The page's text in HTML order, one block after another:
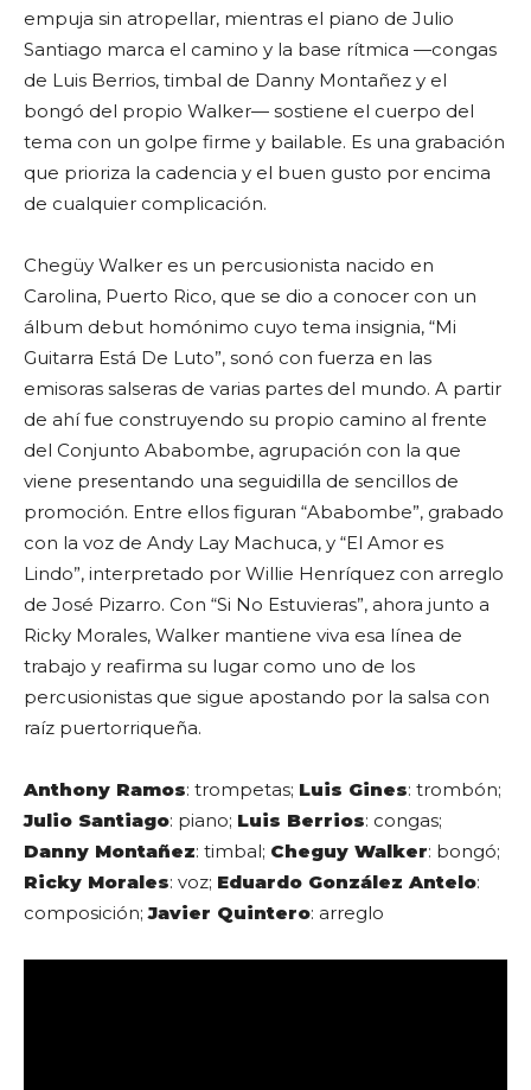
empuja sin atropellar, mientras el piano de Julio
Santiago marca el camino y la base rítmica —congas
de Luis Berrios, timbal de Danny Montañez y el
bongó del propio Walker— sostiene el cuerpo del
tema con un golpe firme y bailable. Es una grabación
que prioriza la cadencia y el buen gusto por encima
de cualquier complicación.
Chegüy Walker es un percusionista nacido en
Carolina, Puerto Rico, que se dio a conocer con un
álbum debut homónimo cuyo tema insignia, “Mi
Guitarra Está De Luto”, sonó con fuerza en las
emisoras salseras de varias partes del mundo. A partir
de ahí fue construyendo su propio camino al frente
del Conjunto Ababombe, agrupación con la que
viene presentando una seguidilla de sencillos de
promoción. Entre ellos figuran “Ababombe”, grabado
con la voz de Andy Lay Machuca, y “El Amor es
Lindo”, interpretado por Willie Henríquez con arreglo
de José Pizarro. Con “Si No Estuvieras”, ahora junto a
Ricky Morales, Walker mantiene viva esa línea de
trabajo y reafirma su lugar como uno de los
percusionistas que sigue apostando por la salsa con
raíz puertorriqueña.
Anthony Ramos: trompetas; Luis Gines: trombón;
Julio Santiago: piano; Luis Berrios: congas;
Danny Montañez: timbal; Cheguy Walker: bongó;
Ricky Morales: voz; Eduardo González Antelo:
composición;Javier Quintero: arreglo